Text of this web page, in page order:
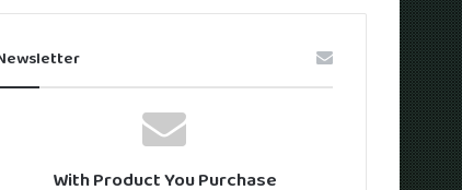
With Product You Purchase